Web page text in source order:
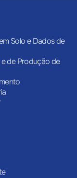
Solo e Dados de
de Produção de